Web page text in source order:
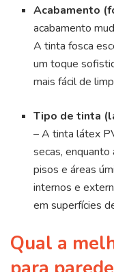
Acabamento
acabamento
A tinta fosca
um toque
mais fácil de
Tipo de tinta
– A tinta látex
secas, enquanto
pisos e áreas
internos e
em superfícies
Qual a